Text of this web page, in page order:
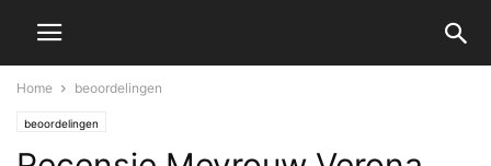
Home beoordelingen
beoordelingen